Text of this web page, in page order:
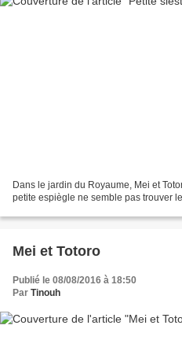
Dans le jardin du Royaume, Mei et
petite espiègle ne semble pas trouver
Mei et Totoro
Publié le 08/08/2016 à 18:50
Par Tinouh